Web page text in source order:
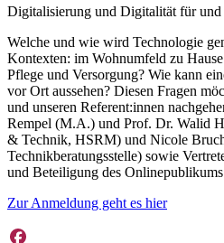
Digitalisierung und Digitalität für
​Welche und wie wird Technologie
Kontexten: im Wohnumfeld zu
Pflege und Versorgung? Wie kann
vor Ort aussehen? Diesen Fragen
und unseren Referent:innen
Rempel (M.A.) und Prof. Dr. Walid
& Technik, HSRM) und Nicole
Technikberatungsstelle) sowie
und Beteiligung des
Zur Anmeldung geht es hier